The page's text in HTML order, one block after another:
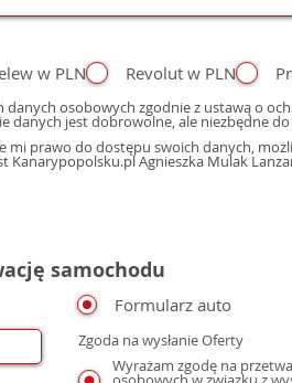
w PLN Revolut w PLN
osobowych zgodnie z ustawą o
danych jest dobrowolne, ale niezbędne
mi prawo do dostępu swoich danych,
Agnieszka Mulak
samochodu
Formularz auto
Zgoda na wysłanie Oferty
Wyrażam zgodę na